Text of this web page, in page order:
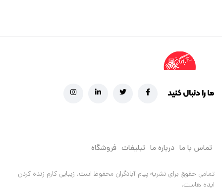
ما را دنبال کنید
تماس با ما درباره ما تبلیغات فروشگاه
تمامی حقوق برای نشریه پیام آبادگران محفوظ است. زیبایی کارم زنده کردن
ایده هاست.